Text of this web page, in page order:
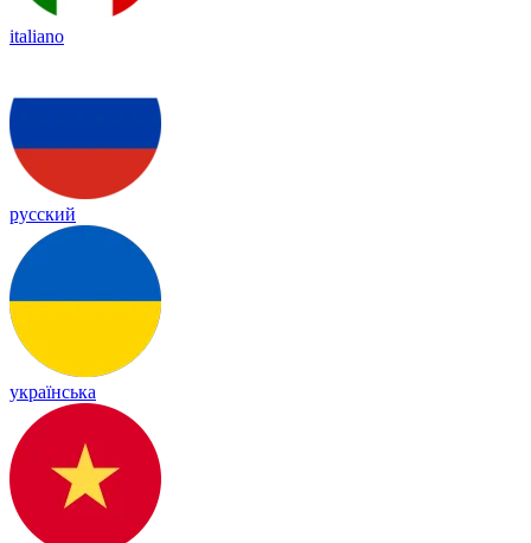
italiano
русский
українська